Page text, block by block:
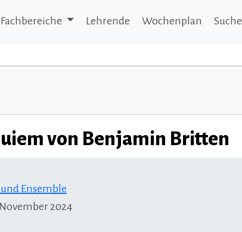
Fachbereiche Lehrende Wochenplan Suche
von Benjamin Britten
Ensemble
2024